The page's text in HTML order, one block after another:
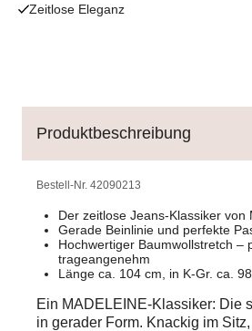
Zeitlose Eleganz
Produktbeschreibung
Bestell-Nr. 42090213
Der zeitlose Jeans-Klassiker von
Gerade Beinlinie und perfekte
Hochwertiger Baumwollstretch –
trageangenehm
Länge ca. 104 cm, in K-Gr. ca.
Ein MADELEINE-Klassiker: Die
in gerader Form. Knackig im